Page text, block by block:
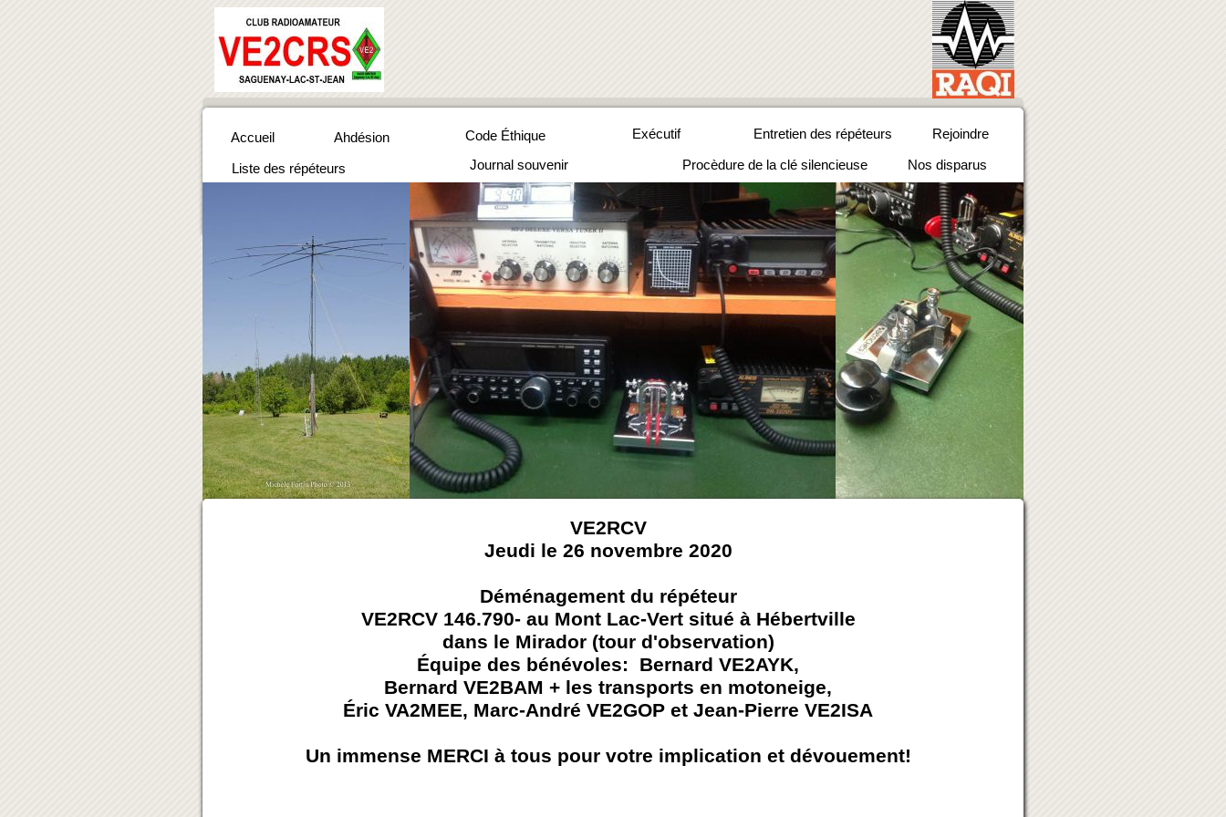
VE2RCV
Jeudi le 26 novembre 2020
Déménagement du répéteur
VE2RCV 146.790- au Mont Lac-Vert situé à Hébertville
dans le Mirador (tour d'observation)
Équipe des bénévoles: Bernard VE2AYK,
Bernard VE2BAM + les transports en motoneige,
Éric VA2MEE, Marc-André VE2GOP et Jean-Pierre VE2ISA
Un immense MERCI à tous pour votre implication et dévouement!
Exécutif
Journal souvenir
Entretien des répéteurs
Nos disparus
Procèdure de la clé silencieuse
Liste des répéteurs
Code Éthique Rejoindre
Ahdésion
Accueil